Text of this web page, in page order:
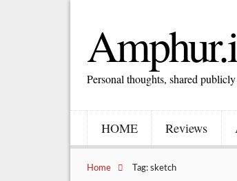
Personal thoughts, shared
HOME Reviews
Home Tag: sketch